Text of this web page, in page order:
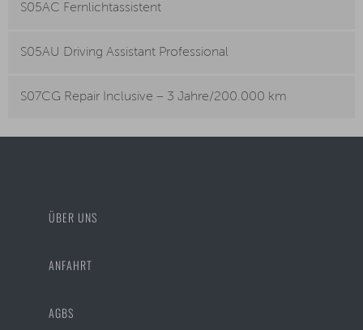
S05AC Fernlichtassistent
S05AU Driving Assistant Professional
S07CG Repair Inclusive – 3 Jahre/200.000 km
ÜBER UNS
ANFAHRT
AGBS